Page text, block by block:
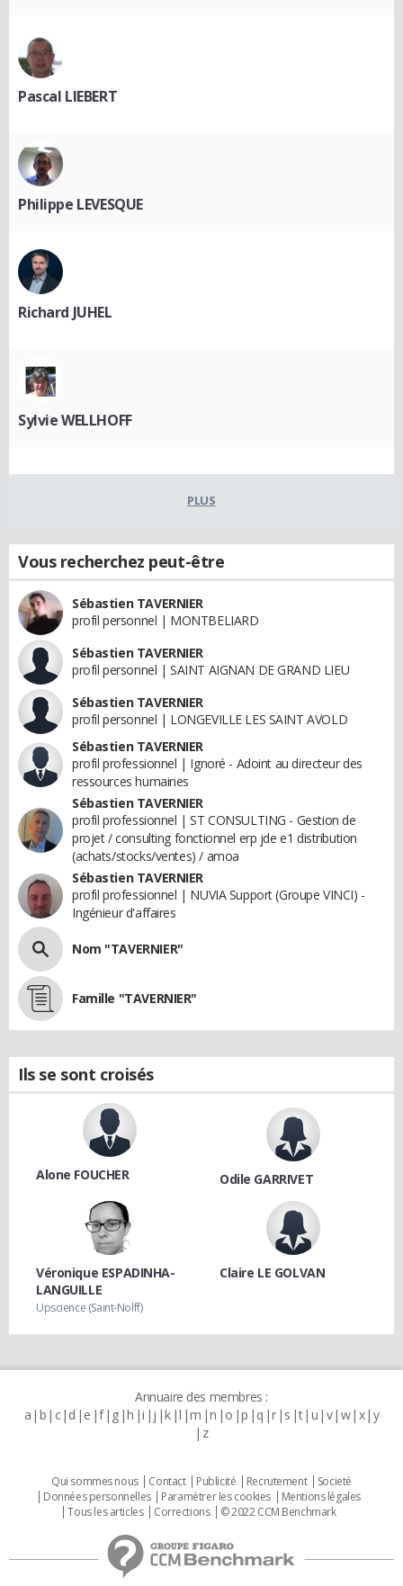
Pascal LIEBERT
Philippe LEVESQUE
Richard JUHEL
Sylvie WELLHOFF
PLUS
Vous recherchez peut-être
Sébastien TAVERNIER
profil personnel | MONTBELIARD
Sébastien TAVERNIER
profil personnel | SAINT AIGNAN DE GRAND LIEU
Sébastien TAVERNIER
profil personnel | LONGEVILLE LES SAINT AVOLD
Sébastien TAVERNIER
profil professionnel | Ignoré - Adoint au directeur des
ressources humaines
Sébastien TAVERNIER
profil professionnel | ST CONSULTING - Gestion de
projet / consulting fonctionnel erp jde e1 distribution
(achats/stocks/ventes) / amoa
Sébastien TAVERNIER
profil professionnel | NUVIA Support (Groupe VINCI) -
Ingénieur d'affaires
Nom "TAVERNIER"
Famille "TAVERNIER"
Ils se sont croisés
Alone FOUCHER Odile GARRIVET
Véronique ESPADINHA-
LANGUILLE
Upscience (Saint-Nolff)
Claire LE GOLVAN
Annuaire des membres :
a b c d e f g h i j k l m n o p q r s t u v w x y
z
Qui sommes nous Contact Publicité Recrutement
Societé
Données personnelles
Paramétrer les cookies
Mentions légales
Tous les articles
Corrections © 2022 CCM Benchmark